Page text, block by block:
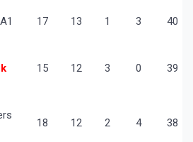
17 13 1 3 40
15 12 3 0 39
18 12 2 4 38